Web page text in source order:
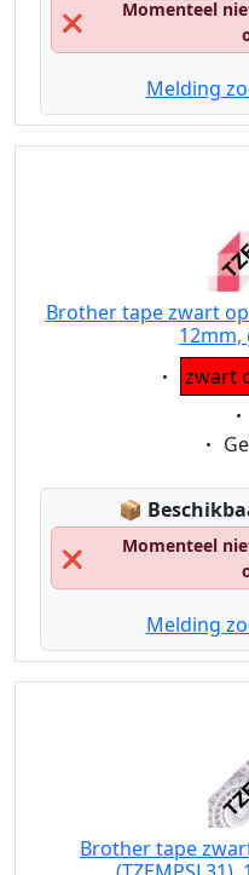
❌
Momenteel
Melding
Brother tape zwart
12mm,
zwart
📦
❌
Momenteel
Melding
Brother tape